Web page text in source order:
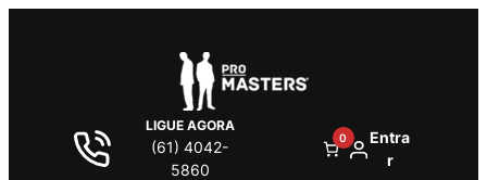
LIGUE AGORA
(61) 4042-
5860
0
Entra
r